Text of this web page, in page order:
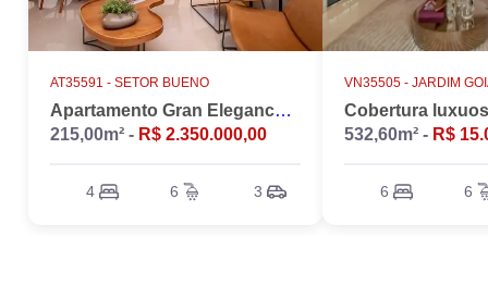
AT35591 - SETOR BUENO
Apartamento Gran Elegance - 4 suites + Home Office
215,00m² - R$ 2.350.000,00
4 6 3
VN35505 - JARDIM
532,60m² - R$
6 6